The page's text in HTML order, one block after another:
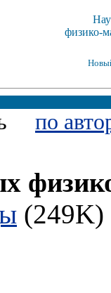
физико-
по